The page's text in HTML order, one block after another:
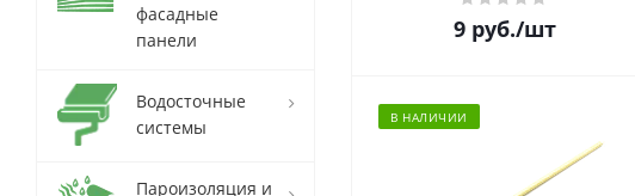
9руб./шт
В НАЛИЧИИ
фасадные
панели
Водосточные
системы
Пароизоляция и